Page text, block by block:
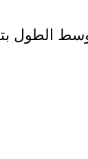
الطول